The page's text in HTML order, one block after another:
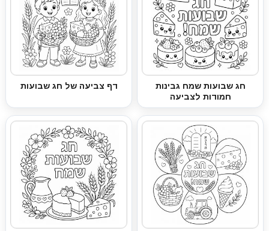
חג שבועות שמח גבינות
חמודות לצביעה
דף צביעה של חג שבועות